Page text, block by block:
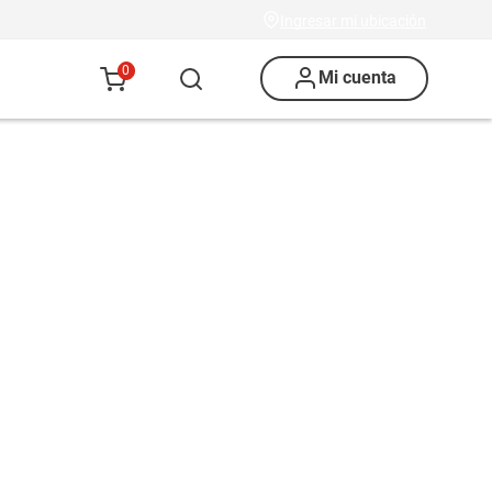
0 Mi cuenta